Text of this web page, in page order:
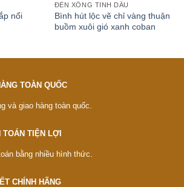
nổi
ĐÈN XÔNG TINH DẦU
Bình hút lộc vẽ chỉ vàng thuận
buồm xuôi gió xanh coban
TOÀN QUỐC
và giao hàng toàn quốc.
TOÁN TIỆN LỢI
bằng nhiều hình thức.
CHÍNH HÃNG